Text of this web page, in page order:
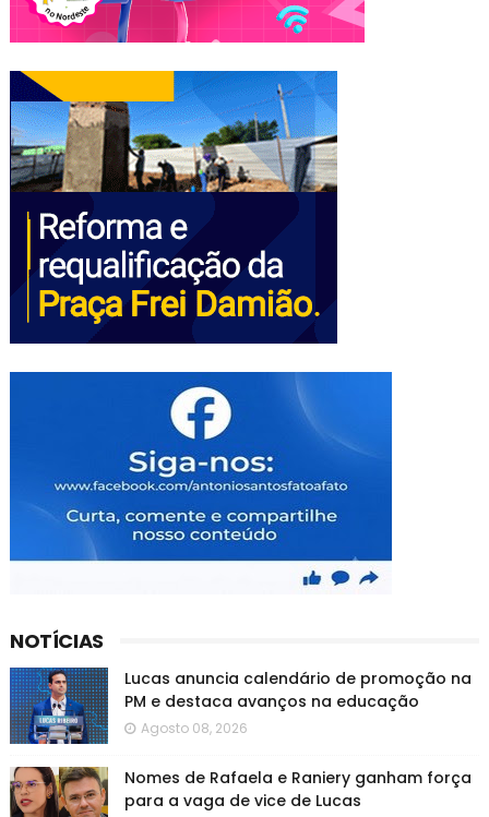
NOTÍCIAS
Lucas anuncia calendário de promoção na
PM e destaca avanços na educação
Agosto 08, 2026
Nomes de Rafaela e Raniery ganham força
para a vaga de vice de Lucas